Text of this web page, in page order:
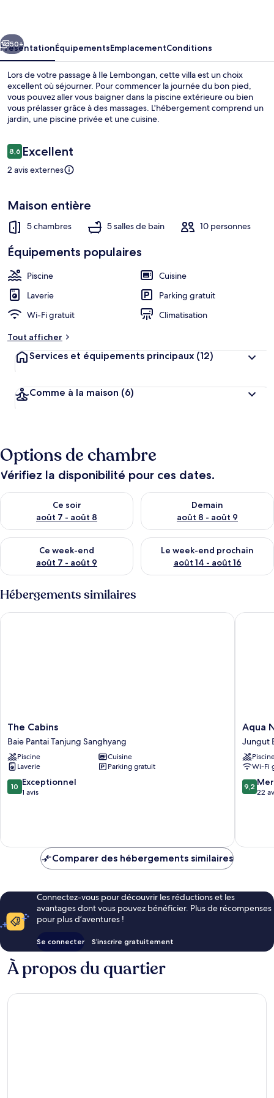
Suivant
50+
PrésentationÉquipementsEmplacementConditions
Lors de votre passage à Ile Lembongan, cette villa est un choix
excellent où séjourner. Pour commencer la journée du bon pied,
vous pouvez aller vous baigner dans la piscine extérieure ou bien
vous prélasser grâce à des massages. L'hébergement comprend un
jardin, une piscine privée et une cuisine.
Avis
voyageurs
8,68,6 sur 10
Excellent
2 avis externes
Maison entière
5 chambres 5 salles de bain 10 personnes
Équipements populaires
Piscine
Cuisine
Laverie
Parking gratuit
Wi-Fi gratuit
Climatisation
Tout afficher
Services et équipements principaux (12)
Comme à la maison (6)
Options de chambre
Vérifiez la disponibilité pour ces dates.
Ce soir
août 7 - août 8
Vérifier la disponibilité pour ce soir août 7 - août 8
Demain
août 8 - août 9
Vérifier la disponibilité pour
Ce week-end
août 7 - août 9
Vérifier la disponibilité pour ce week-end août 7 - août 9
Le week-end prochain
août 14 - août 16
Vérifier la disponibilité pour
Hébergements similaires
The
Cabins
Baie
Pantai
Tanjung
Sanghyang
The Cabins
Baie Pantai Tanjung Sanghyang
Piscine
Cuisine
Laverie
Parking gratuit
10.0
sur
10 Exceptionnel
1 avis
The Cabins
Aqua
Nusa
-
Villas
Jungut
Aqua
Jungut
Wi-Fi
9.2
sur
9,2
22
Aqua
Comparer des hébergements similaires
Connectez-vous pour découvrir les réductions et les
avantages dont vous pouvez bénéficier. Plus de récompenses
pour plus d’aventures !
Se connecter S’inscrire gratuitement
À propos du quartier